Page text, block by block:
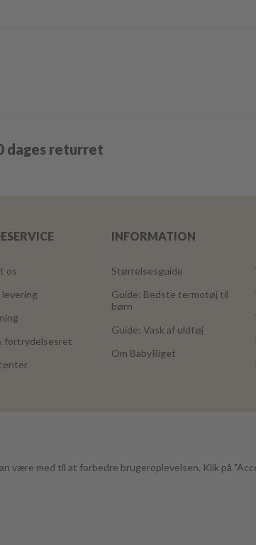
være med til at forbedre brugeroplevelsen. Klik på
dages returret
os
levering
fortrydelsesret
INFORMATION
Størrelsesguide
Guide: Bedste termotøj til
børn
Guide: Vask af uldtøj
Om BabyRiget